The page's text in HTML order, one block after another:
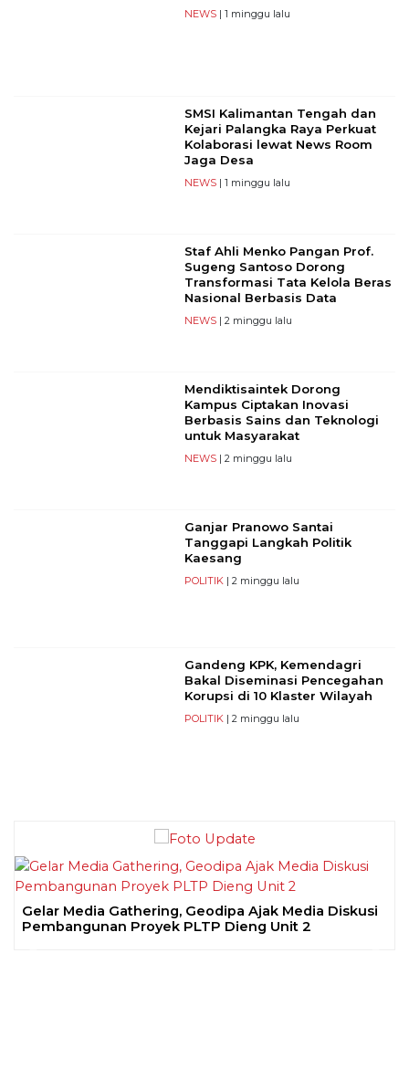
NEWS| 1 minggu lalu
SMSI Kalimantan Tengah dan
Kejari Palangka Raya Perkuat
Kolaborasi lewat News Room
Jaga Desa
NEWS| 1 minggu lalu
Staf Ahli Menko Pangan Prof.
Sugeng Santoso Dorong
Transformasi Tata Kelola Beras
Nasional Berbasis Data
NEWS| 2 minggu lalu
Mendiktisaintek Dorong
Kampus Ciptakan Inovasi
Berbasis Sains dan Teknologi
untuk Masyarakat
NEWS| 2 minggu lalu
Ganjar Pranowo Santai
Tanggapi Langkah Politik
Kaesang
POLITIK| 2 minggu lalu
Gandeng KPK, Kemendagri
Bakal Diseminasi Pencegahan
Korupsi di 10 Klaster Wilayah
POLITIK| 2 minggu lalu
Gelar Media Gathering, Geodipa Ajak Media Diskusi
Pembangunan Proyek PLTP Dieng Unit 2